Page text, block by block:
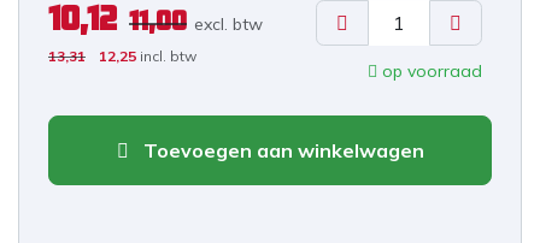
10,12 11,00 excl. btw
13,31 12,25 incl. btw
op voorraad
Toevoegen aan winkelwagen